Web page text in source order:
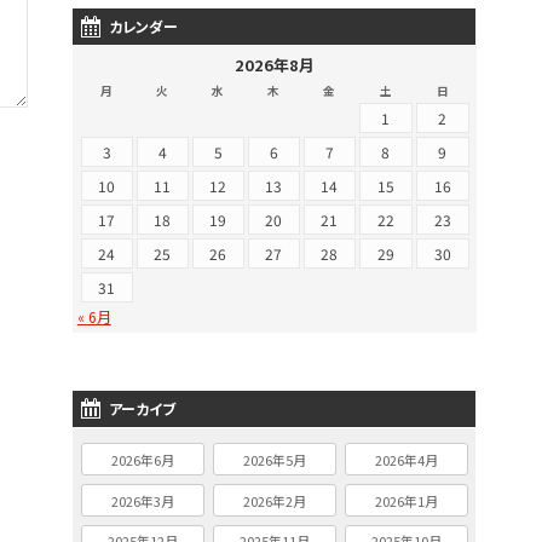
カレンダー
2026年8月
月 火 水 木 金 土 日
1
2
3
4 5 6 7 8
9
10
11 12 13 14 15
16
17
18 19 20 21 22
23
24
25 26 27 28 29
30
31
« 6月
アーカイブ
2026年6月 2026年5月 2026年4月
2026年3月 2026年2月 2026年1月